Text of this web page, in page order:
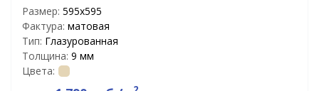
Размер: 595x595
Фактура: матовая
Тип: Глазурованная
Толщина: 9 мм
Цвета: